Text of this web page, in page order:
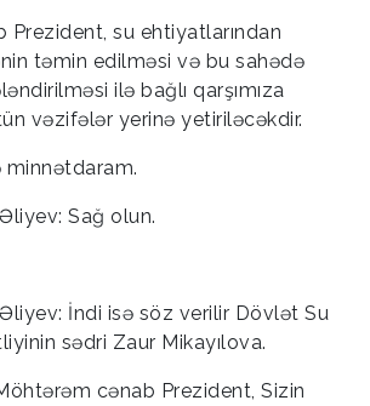
Prezident, su ehtiyatlarından
təmin edilməsi və bu sahədə
ilə bağlı qarşımıza
vəzifələr yerinə yetiriləcəkdir.
Sağ olun.
İndi isə söz verilir Dövlət Su
sədri Zaur Mikayılova.
cənab Prezident, Sizin